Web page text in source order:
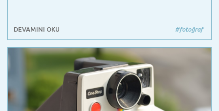
DEVAMINI OKU #fotoğraf